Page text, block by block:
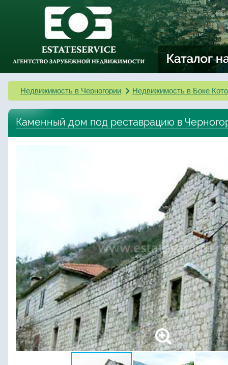
Недвижимость в Черногории Недвижимость в Боке
Каменный дом под реставрацию в